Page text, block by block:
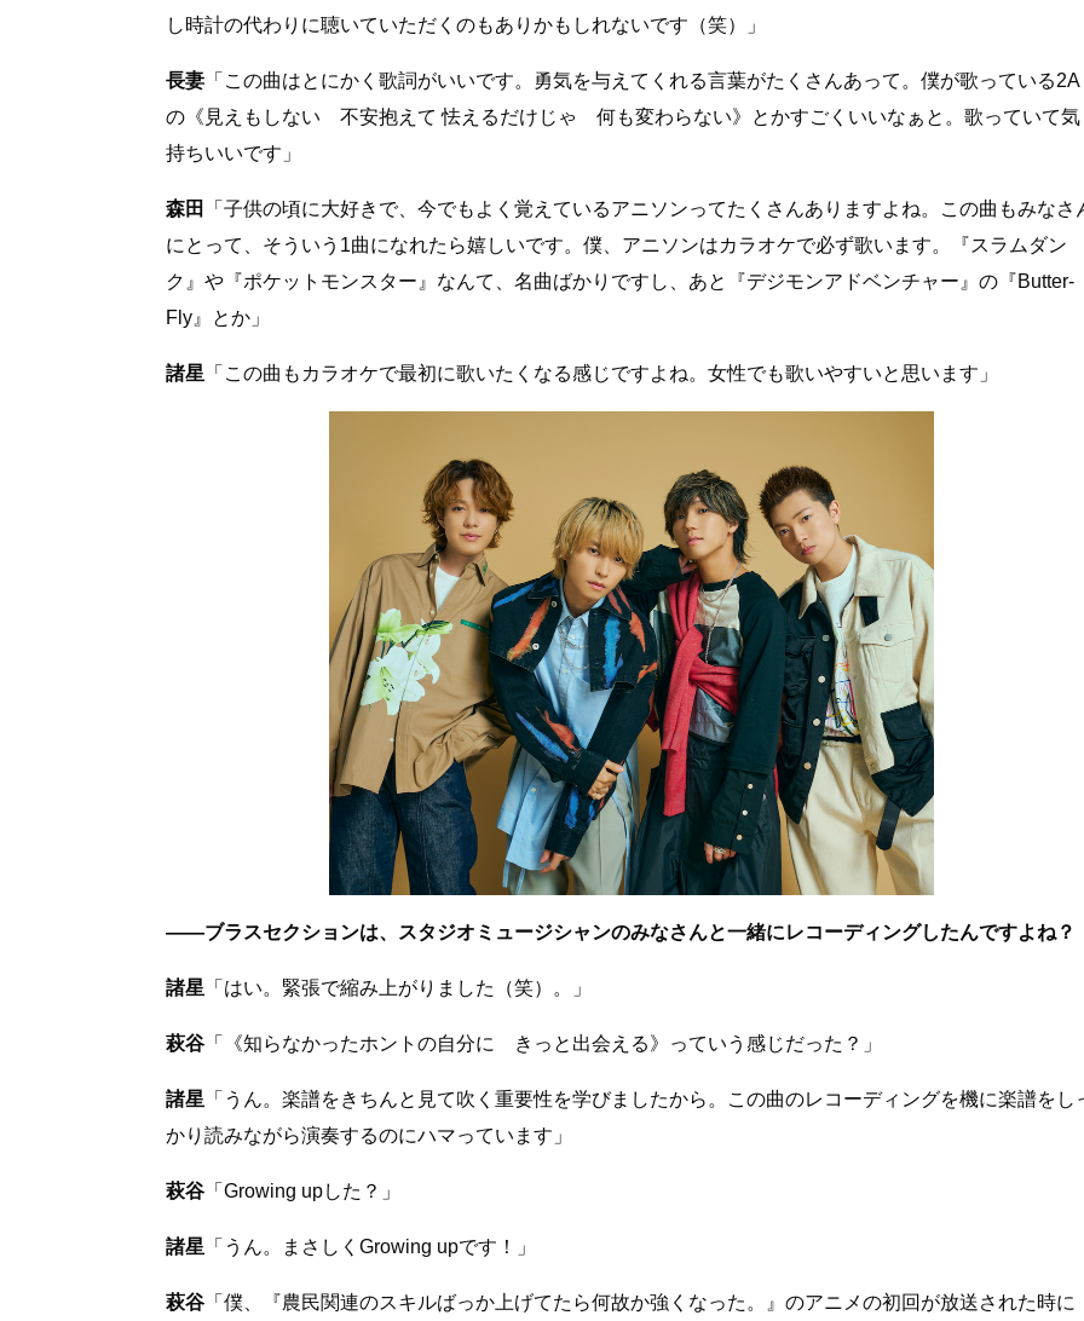
し時計の代わりに聴いていただくのもありかもしれないです（笑）」
長妻 「この曲はとにかく歌詞がいいです。勇気を与えてくれる言葉がたくさんあって。僕が歌っている2A
の《見えもしない 不安抱えて 怯えるだけじゃ 何も変わらない》とかすごくいいなぁと。歌っていて気
持ちいいです」
森田
「子供の頃に大好きで、今でもよく覚えているアニソンってたくさんありますよね。この曲もみなさ
にとって、そういう1曲になれたら嬉しいです。僕、アニソンはカラオケで必ず歌います。『スラムダン
ク』や『ポケットモンスター』なんて、名曲ばかりですし、あと『デジモンアドベンチャー』の『Butter-
Fly』とか」
諸星 「この曲もカラオケで最初に歌いたくなる感じですよね。女性でも歌いやすいと思います」
――ブラスセクションは、スタジオミュージシャンのみなさんと一緒にレコーディングしたんですよね？
諸星 「はい。緊張で縮み上がりました（笑）。」
萩谷 「《知らなかったホントの自分に きっと出会える》っていう感じだった？」
諸星 「うん。楽譜をきちんと見て吹く重要性を学びましたから。この曲のレコーディングを機に楽譜をし
かり読みながら演奏するのにハマっています」
萩谷 「Growing upした？」
諸星 「うん。まさしくGrowing upです！」
萩谷 「僕、『農民関連のスキルばっか上げてたら何故か強くなった。』のアニメの初回が放送された時に